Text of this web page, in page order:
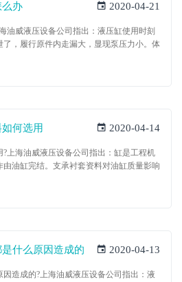
2020-04-21
么办
油威液压设备公司指出：液压缸使用时刻
，履行原件内走漏大，显现泵压力小。体
2020-04-14
何选用
上海油威液压设备公司指出：缸是工程机
油缸完结。支承衬套资料对油缸质量影响
2020-04-13
什么原因造成的
造成的?上海油威液压设备公司指出：液